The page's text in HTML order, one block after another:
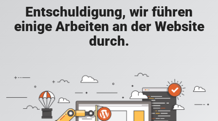
Entschuldigung, wir führen
einige Arbeiten an der Website
durch.